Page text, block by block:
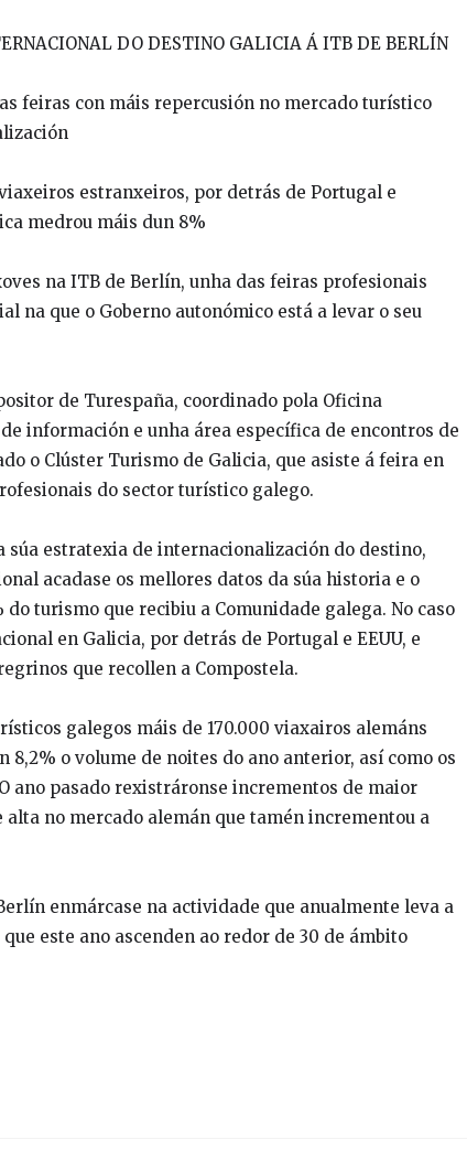
DO DESTINO GALICIA Á ITB DE BERLÍN
feiras con máis repercusión no mercado turístico
estranxeiros, por detrás de Portugal e
medrou máis dun 8%
na ITB de Berlín, unha das feiras profesionais
na que o Goberno autonómico está a levar o seu
de Turespaña, coordinado pola Oficina
información e unha área específica de encontros de
o Clúster Turismo de Galicia, que asiste á feira en
do sector turístico galego.
súa estratexia de internacionalización do destino,
acadase os mellores datos da súa historia e o
turismo que recibiu a Comunidade galega. No caso
en Galicia, por detrás de Portugal e EEUU, e
que recollen a Compostela.
galegos máis de 170.000 viaxairos alemáns
o volume de noites do ano anterior, así como os
ano pasado rexistráronse incrementos de maior
no mercado alemán que tamén incrementou a
enmárcase na actividade que anualmente leva a
este ano ascenden ao redor de 30 de ámbito